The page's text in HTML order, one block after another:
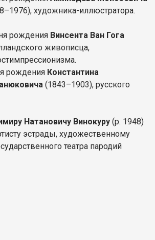
художника-иллюстратора.
рождения Винсента Ван Гога
живописца,
рождения Константина
(1843–1903), русского
Натановичу Винокуру (р. 1948)
эстрады, художественному
театра пародий